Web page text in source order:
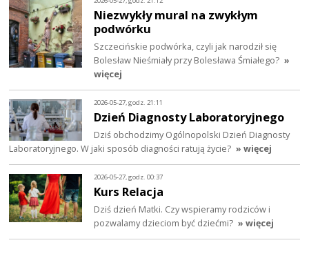
Niezwykły mural na zwykłym
podwórku
Szczecińskie podwórka, czyli jak narodził się
Bolesław Nieśmiały przy Bolesława Śmiałego? »
więcej
2026-05-27, godz. 21:11
Dzień Diagnosty Laboratoryjnego
Dziś obchodzimy Ogólnopolski Dzień Diagnosty
Laboratoryjnego. W jaki sposób diagności ratują życie? » więcej
2026-05-27, godz. 00:37
Kurs Relacja
Dziś dzień Matki. Czy wspieramy rodziców i
pozwalamy dzieciom być dziećmi? » więcej